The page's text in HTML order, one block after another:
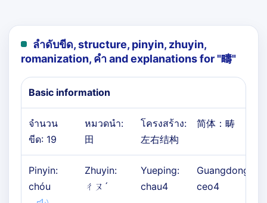
ลำดับขีด, structure, pinyin, zhuyin,
romanization, คำ and explanations for "疇"
Basic information
จำนวน
ขีด: 19
หมวดนำ:
田
โครงสร้าง:
左右结构
简体： 畴
Pinyin:
chóu
Zhuyin:
ㄔㄡˊ
Yueping:
chau4
Guangdong:
ceo4